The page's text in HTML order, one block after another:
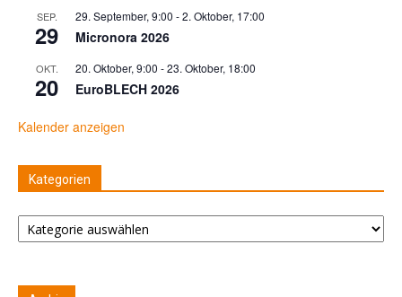
SEP.
29
29. September, 9:00 -2. Oktober, 17:00
Micronora 2026
OKT.
20
20. Oktober, 9:00 -23. Oktober, 18:00
EuroBLECH 2026
Kalender anzeigen
Kategorien
Kategorien